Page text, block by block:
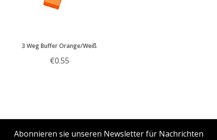
3 Weg Buffer Orange/Weiß
€0.55
Abonnieren sie unseren Newsletter für Nachrichten